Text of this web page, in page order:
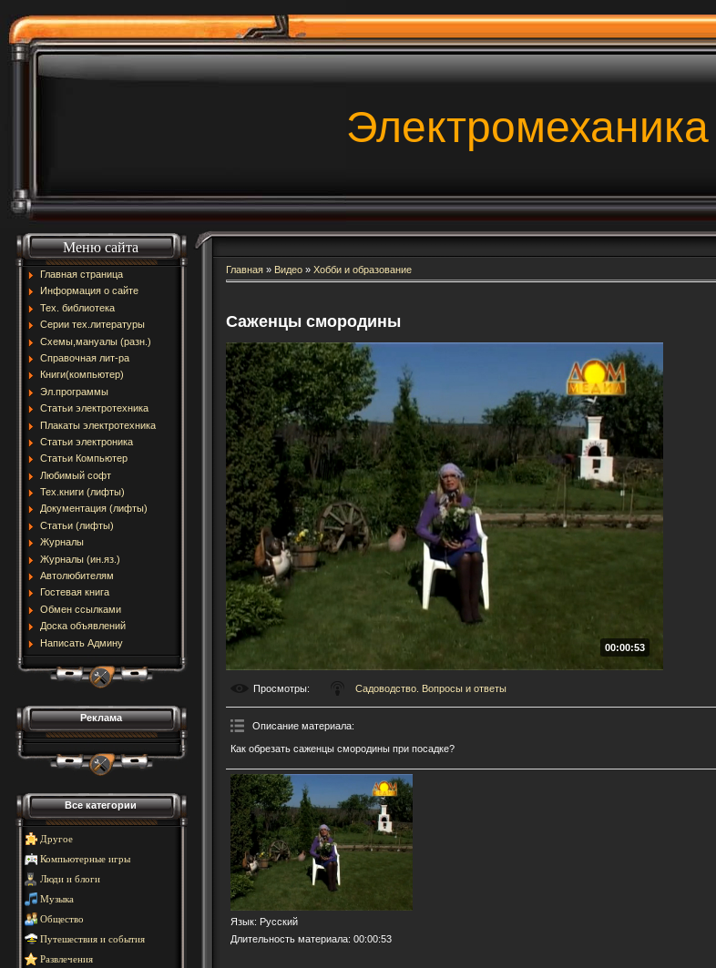
Электромеханика
Меню сайта
Главная страница
Информация о сайте
Тех. библиотека
Серии тех.литературы
Схемы,мануалы (разн.)
Справочная лит-ра
Книги(компьютер)
Эл.программы
Статьи электротехника
Плакаты электротехника
Статьи электроника
Статьи Компьютер
Любимый софт
Тех.книги (лифты)
Документация (лифты)
Статьи (лифты)
Журналы
Журналы (ин.яз.)
Автолюбителям
Гостевая книга
Обмен ссылками
Доска объявлений
Написать Админу
Реклама
Все категории
Другое
Компьютерные игры
Люди и блоги
Музыка
Общество
Путешествия и события
Развлечения
Главная» Видео» Хобби и образование
Саженцы смородины
00:00:53
Просмотры: Садоводство. Вопросы и ответы
Описание материала:
Как обрезать саженцы смородины при посадке?
Язык: Русский
Длительность материала: 00:00:53